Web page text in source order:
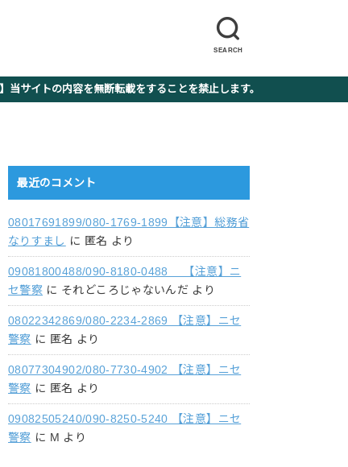
SEARCH
イトの内容を無断転載をすることを禁止します。
最近のコメント
08017691899/080-1769-1899【注意】総務省
なりすまし に 匿名 より
09081800488/090-8180-0488 【注意】ニ
セ警察 に それどころじゃないんだ より
08022342869/080-2234-2869 【注意】ニセ
警察 に 匿名 より
08077304902/080-7730-4902 【注意】ニセ
警察 に 匿名 より
09082505240/090-8250-5240 【注意】ニセ
警察 に M より